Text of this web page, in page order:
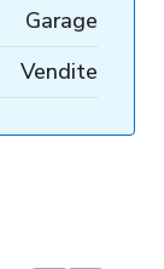
Garage
Vendite